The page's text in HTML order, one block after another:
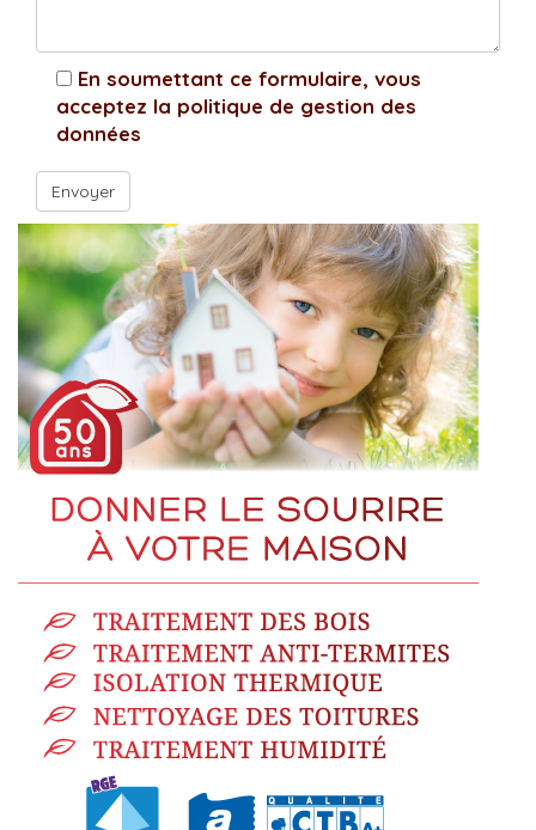
En soumettant ce formulaire, vous
acceptez la politique de gestion des
données